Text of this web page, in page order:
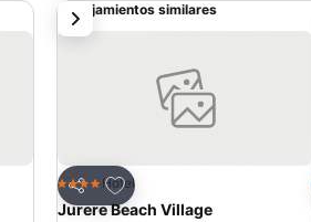
Alojamientos similares
Compartir
Añadir a favoritos
4 EstrellasHotel
Jurere Beach Village
siguiente